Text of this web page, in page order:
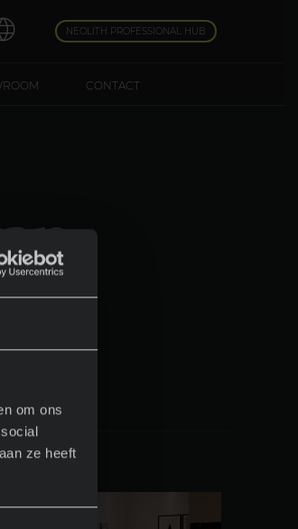
om ons
ze heeft
NEOLITH PROFESSIONAL HUB
CONTACT
an